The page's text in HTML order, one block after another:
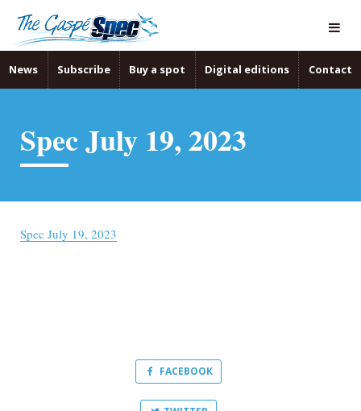
News Subscribe Buy a spot Digital editions Contact
Spec July 19, 2023
Spec July 19, 2023
FACEBOOK